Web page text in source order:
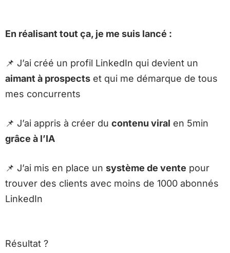
En réalisant tout ça, je me suis lancé :
📌 J’ai créé un profil LinkedIn qui devient un
aimant à prospects et qui me démarque de tous
mes concurrents
📌 J’ai appris à créer du contenu viral en 5min
grâce à l’IA
📌 J’ai mis en place un système de vente pour
trouver des clients avec moins de 1000 abonnés
LinkedIn
Résultat ?